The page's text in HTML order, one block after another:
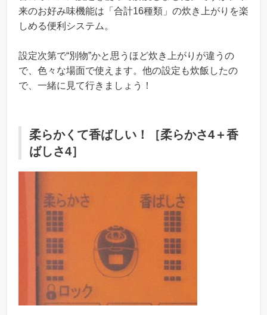
来のお好み味機能は「合計16種類」の炊き上がりを楽
しめる便利システム。
設定次第で“別物”かと思うほど炊き上がりが違うの
で、色々な場面で使えます。他の設定も炊飯したの
で、一緒に見て行きましょう！
柔らかくて香ばしい！［柔らかさ4＋香
ばしさ4］